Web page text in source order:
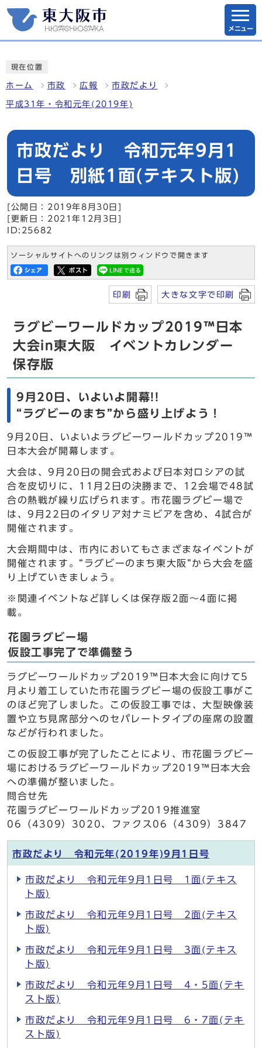
メニュー
現在位置
ホーム 市政 広報 市政だより
平成31年・令和元年(2019年)
市政だより 令和元年9月1
日号 別紙1面(テキスト版)
[公開日：2019年8月30日]
[更新日：2021年12月3日]
ID:25682
ソーシャルサイトへのリンクは別ウィンドウで開きます
印刷 大きな文字で印刷
ラグビーワールドカップ2019™日本
大会in東大阪 イベントカレンダー
保存版
9月20日、いよいよ開幕!!
“ラグビーのまち”から盛り上げよう！
9月20日、いよいよラグビーワールドカップ2019™
日本大会が開幕します。
大会は、9月20日の開会式および日本対ロシアの試
合を皮切りに、11月2日の決勝まで、12会場で48試
合の熱戦が繰り広げられます。市花園ラグビー場で
は、9月22日のイタリア対ナミビアを含め、4試合が
開催されます。
大会期間中は、市内においてもさまざまなイベントが
開催されます。“ラグビーのまち東大阪”から大会を盛
り上げていきましょう。
※関連イベントなど詳しくは保存版2面～4面に掲
載。
花園ラグビー場
仮設工事完了で準備整う
ラグビーワールドカップ2019™日本大会に向けて5
月より着工していた市花園ラグビー場の仮設工事がこ
のほど完了しました。この仮設工事では、大型映像装
置や立ち見席部分へのセパレートタイプの座席の設置
などが行われました。
この仮設工事が完了したことにより、市花園ラグビー
場におけるラグビーワールドカップ2019™日本大会
への準備が整いました。
問合せ先
花園ラグビーワールドカップ2019推進室
06（4309）3020、ファクス06（4309）3847
市政だより 令和元年(2019年)9月1日号
市政だより 令和元年9月1日号 1面(テキス
ト版)
市政だより 令和元年9月1日号 2面(テキス
ト版)
市政だより 令和元年9月1日号 3面(テキス
ト版)
市政だより 令和元年9月1日号 4・5面(テキ
スト版)
市政だより 令和元年9月1日号 6・7面(テキ
スト版)